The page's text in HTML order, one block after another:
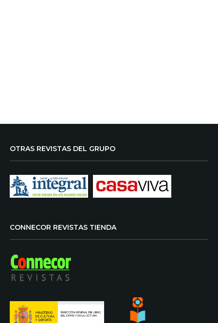
OTRAS REVISTAS DEL GRUPO
CONNECOR REVISTAS TIENDA